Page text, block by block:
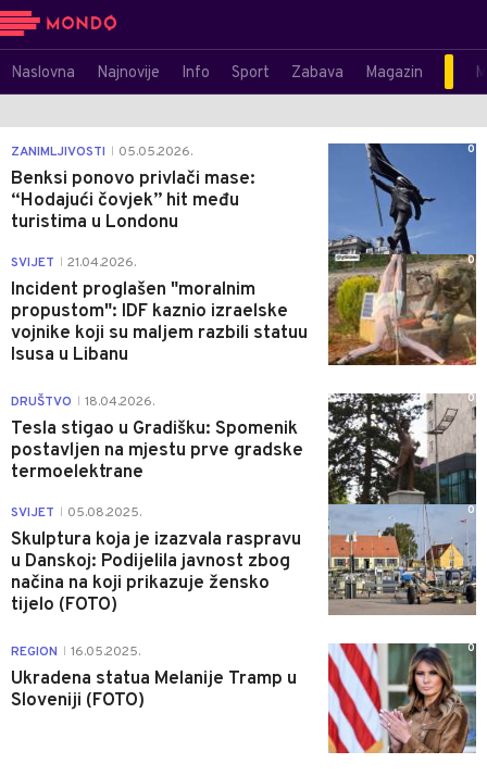
Naslovna Najnovije Info Sport Zabava Magazin
ZANIMLJIVOSTI 05.05.2026.
Benksi ponovo privlači mase:
“Hodajući čovjek” hit među
turistima u Londonu
0
SVIJET 21.04.2026.
Incident proglašen "moralnim
propustom": IDF kaznio izraelske
vojnike koji su maljem razbili statuu
Isusa u Libanu
0
DRUŠTVO 18.04.2026.
Tesla stigao u Gradišku: Spomenik
postavljen na mjestu prve gradske
termoelektrane
0
SVIJET 05.08.2025.
Skulptura koja je izazvala raspravu
u Danskoj: Podijelila javnost zbog
načina na koji prikazuje žensko
tijelo (FOTO)
0
REGION 16.05.2025.
Ukradena statua Melanije Tramp u
Sloveniji (FOTO)
0